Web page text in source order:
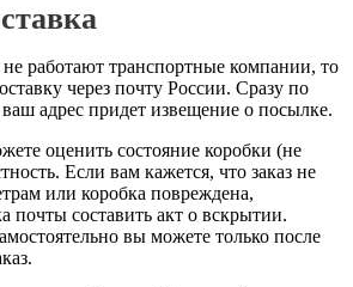
работают транспортные компании, то
через почту России. Сразу по
адрес придет извещение о посылке.
оценить состояние коробки (не
Если вам кажется, что заказ не
или коробка повреждена,
почты составить акт о вскрытии.
вы можете только после